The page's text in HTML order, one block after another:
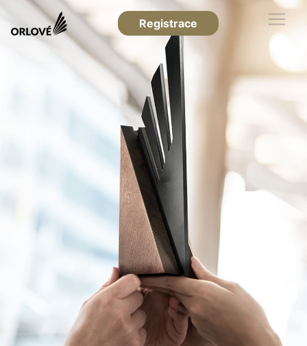
Registrace